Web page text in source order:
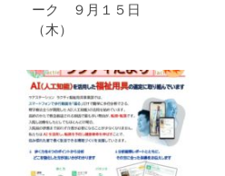
ーク ９月１５日
（木）